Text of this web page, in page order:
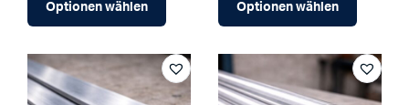
Optionen wählen Optionen wählen